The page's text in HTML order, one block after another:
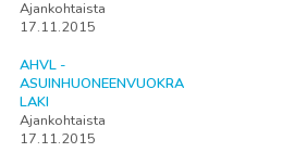
Ajankohtaista
17.11.2015
AHVL -
ASUINHUONEENVUOKRA
LAKI
Ajankohtaista
17.11.2015